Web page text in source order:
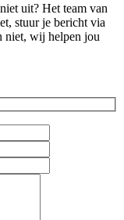
uit? Het team van
stuur je bericht via
niet, wij helpen jou